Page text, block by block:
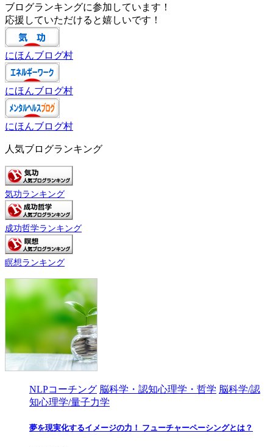
ブログランキングに参加しています！
応援していただけると嬉しいです！
にほんブログ村
にほんブログ村
にほんブログ村
人気ブログランキング
気功ランキング
成功哲学ランキング
瞑想ランキング
NLPコーチング 脳科学・認知心理学・哲学 脳科学/認
知心理学/量子力学
夢を現実化するイメージの力！ フューチャーペーシングとは？